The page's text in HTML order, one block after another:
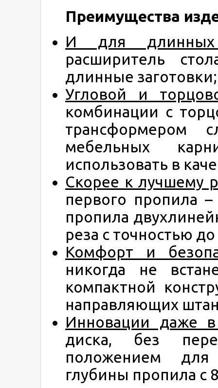
Преимущества
И для длинных
расширитель
длинные заготовки;
Угловой и
комбинации с
трансформером
мебельных
использовать в
Скорее к лучшему
первого пропила
пропила
реза с точностью
Комфорт и
никогда не
компактной
направляющих
Инновации даже
диска, без
положением
глубины пропила с